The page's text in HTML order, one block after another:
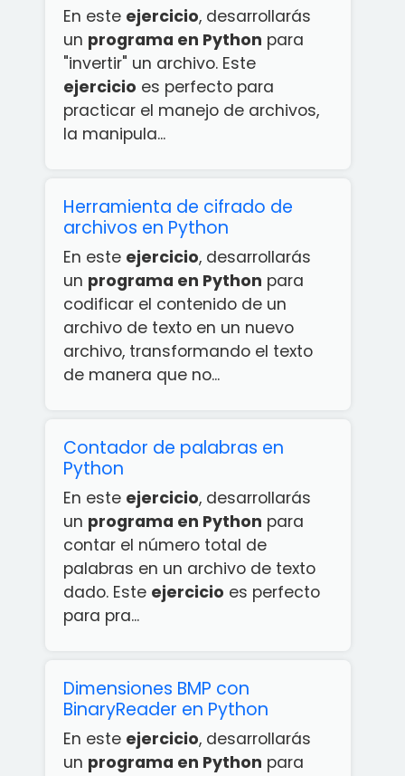
En este ejercicio, desarrollarás
un programa en Python para
"invertir" un archivo. Este
ejercicio es perfecto para
practicar el manejo de archivos,
la manipula...
Herramienta de cifrado de
archivos en Python
En este ejercicio, desarrollarás
un programa en Python para
codificar el contenido de un
archivo de texto en un nuevo
archivo, transformando el texto
de manera que no...
Contador de palabras en
Python
En este ejercicio, desarrollarás
un programa en Python para
contar el número total de
palabras en un archivo de texto
dado. Este ejercicio es perfecto
para pra...
Dimensiones BMP con
BinaryReader en Python
En este ejercicio, desarrollarás
un programa en Python para